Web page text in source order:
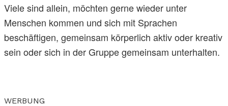
Viele sind allein, möchten gerne wieder unter
Menschen kommen und sich mit Sprachen
beschäftigen, gemeinsam körperlich aktiv oder kreativ
sein oder sich in der Gruppe gemeinsam unterhalten.
WERBUNG